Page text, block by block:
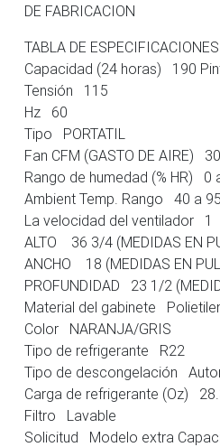
DE FABRICACION
TABLA DE
Capacidad (24 horas) 190
Tensión 115
Hz 60
Tipo PORTATIL
Fan CFM (GASTO DE AIRE)
Rango de humedad (% HR) 0
Ambient Temp. Rango 40 a
La velocidad del ventilador 1
ALTO 36 3/4 (MEDIDAS EN
ANCHO 18 (MEDIDAS EN
PROFUNDIDAD 23 1/2
Material del gabinete
Color NARANJA/GRIS
Tipo de refrigerante R22
Tipo de descongelación
Carga de refrigerante (Oz)
Filtro Lavable
Solicitud Modelo extra